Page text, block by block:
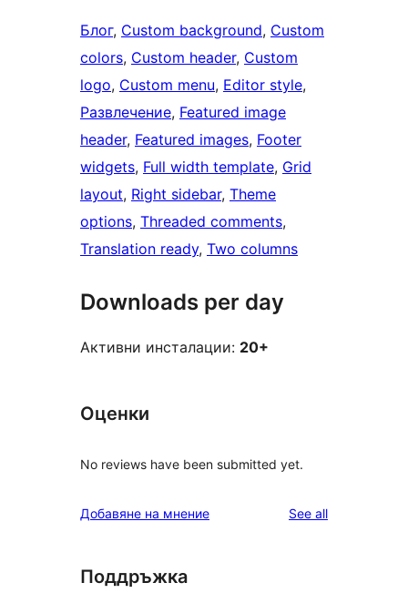
Блог, Custom background, Custom
colors, Custom header, Custom
logo, Custom menu, Editor style
Развлечение, Featured image
header, Featured images, Footer
widgets, Full width template, Grid
layout, Right sidebar, Theme
options, Threaded comments
Translation ready, Two columns
Downloads per day
Активни инсталации: 20+
Оценки
No reviews have been submitted yet.
Добавяне на мнение See allreviews
Поддръжка